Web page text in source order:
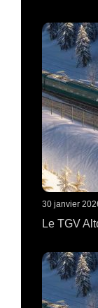
30 janvier
Le TGV